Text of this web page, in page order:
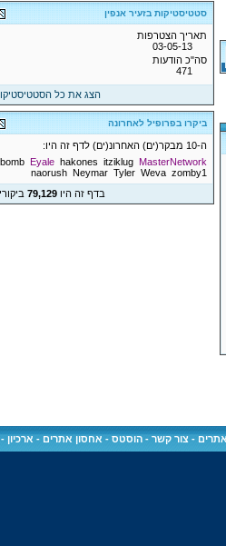
סטטיסטיקות בזעיר אנפין
תאריך הצטרפות
03-05-13
סה"כ הודעות
471
הצג את כל
ביקרו בפרופיל לאחרונה
ה-10 מבקר(ים) האחרונ(ים) לדף זה היו:
bomb Eyale hakones itziklug MasterNetwork
naorush Neymar Tyler Weva zomby1
בדף זה היו79,129
- צור קשר - הוסטס - אחסון אתרים - ארכיון -